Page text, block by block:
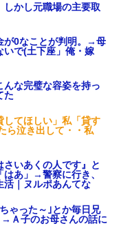
ボトルをそのまま放置
いる
て下さい」
激務で寂しいらしく俺
を置きたいんだが嫁が
託児してて「他に預け
るの？」
がギャンブル依存症で
離婚したくない」一同
り辞めさせるべき」→
税金の成り立ちを調べて
しかし元職場の主要取
が0なことが判明。→母
いで(土下座」俺・嫁
な完璧な容姿を持っ
た
してほしい」私「貸す
ら泣き出して・・私
いあくの人です』と
あ」→警察に行き、
活｜ヌルポあんてな
ゃった～｣とか毎日兄
Ａ子のお母さんの話に